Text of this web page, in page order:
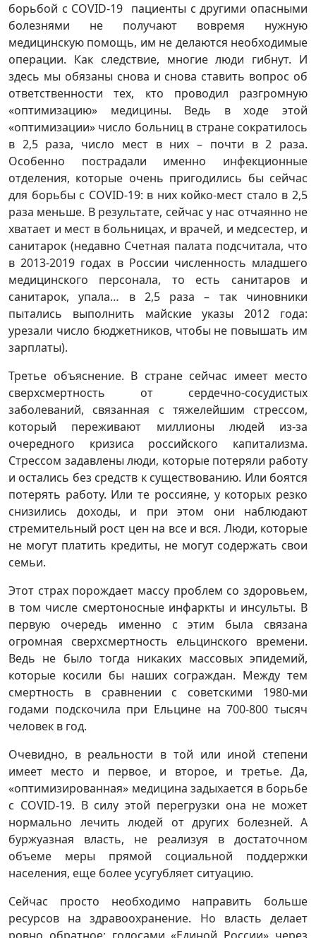
борьбой с COVID-19 пациенты с другими опасными
болезнями не получают вовремя нужную
медицинскую помощь, им не делаются необходимые
операции. Как следствие, многие люди гибнут. И
здесь мы обязаны снова и снова ставить вопрос об
ответственности тех, кто проводил разгромную
«оптимизацию» медицины. Ведь в ходе этой
«оптимизации» число больниц в стране сократилось
в 2,5 раза, число мест в них – почти в 2 раза.
Особенно пострадали именно инфекционные
отделения, которые очень пригодились бы сейчас
для борьбы с COVID-19: в них койко-мест стало в 2,5
раза меньше. В результате, сейчас у нас отчаянно не
хватает и мест в больницах, и врачей, и медсестер, и
санитарок (недавно Счетная палата подсчитала, что
в 2013-2019 годах в России численность младшего
медицинского персонала, то есть санитаров и
санитарок, упала… в 2,5 раза – так чиновники
пытались выполнить майские указы 2012 года:
урезали число бюджетников, чтобы не повышать им
зарплаты).
Третье объяснение. В стране сейчас имеет место
сверхсмертность от сердечно-сосудистых
заболеваний, связанная с тяжелейшим стрессом,
который переживают миллионы людей из-за
очередного кризиса российского капитализма.
Стрессом задавлены люди, которые потеряли работу
и остались без средств к существованию. Или боятся
потерять работу. Или те россияне, у которых резко
снизились доходы, и при этом они наблюдают
стремительный рост цен на все и вся. Люди, которые
не могут платить кредиты, не могут содержать свои
семьи.
Этот страх порождает массу проблем со здоровьем,
в том числе смертоносные инфаркты и инсульты. В
первую очередь именно с этим была связана
огромная сверхсмертность ельцинского времени.
Ведь не было тогда никаких массовых эпидемий,
которые косили бы наших сограждан. Между тем
смертность в сравнении с советскими 1980-ми
годами подскочила при Ельцине на 700-800 тысяч
человек в год.
Очевидно, в реальности в той или иной степени
имеет место и первое, и второе, и третье. Да,
«оптимизированная» медицина задыхается в борьбе
с COVID-19. В силу этой перегрузки она не может
нормально лечить людей от других болезней. А
буржуазная власть, не реализуя в достаточном
объеме меры прямой социальной поддержки
населения, еще более усугубляет ситуацию.
Сейчас просто необходимо направить больше
ресурсов на здравоохранение. Но власть делает